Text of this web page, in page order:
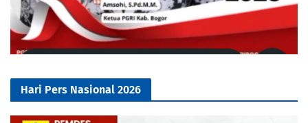
Hari Pers Nasional 2026